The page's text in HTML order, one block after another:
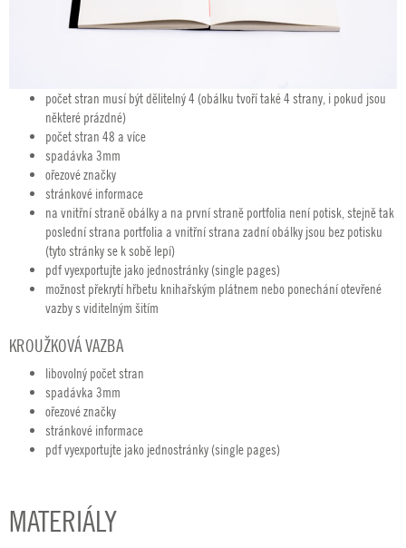
počet stran musí být dělitelný 4 (obálku tvoří také 4 strany, i pokud jsou
některé prázdné)
počet stran 48 a více
spadávka 3mm
ořezové značky
stránkové informace
na vnitřní straně obálky a na první straně portfolia není potisk, stejně tak
poslední strana portfolia a vnitřní strana zadní obálky jsou bez potisku
(tyto stránky se k sobě lepí)
pdf vyexportujte jako jednostránky (single pages)
možnost překrytí hřbetu knihařským plátnem nebo ponechání otevřené
vazby s viditelným šitím
KROUŽKOVÁ VAZBA
libovolný počet stran
spadávka 3mm
ořezové značky
stránkové informace
pdf vyexportujte jako jednostránky (single pages)
MATERIÁLY